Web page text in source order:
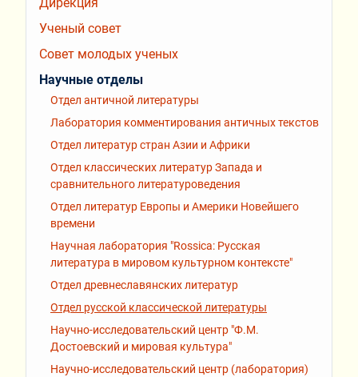
Ученый совет
Совет молодых ученых
Научные отделы
Отдел античной литературы
Лаборатория комментирования античных текстов
Отдел литератур стран Азии и Африки
Отдел классических литератур Запада и
сравнительного литературоведения
Отдел литератур Европы и Америки Новейшего
времени
Научная лаборатория "Rossiсa: Русская
литература в мировом культурном контексте"
Отдел древнеславянских литератур
Отдел русской классической литературы
Научно-исследовательский центр "Ф.М.
Достоевский и мировая культура"
Научно-исследовательский центр (лаборатория)